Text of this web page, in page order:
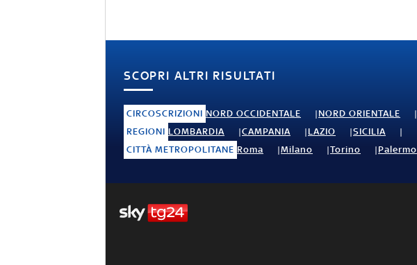
SCOPRI ALTRI RISULTATI
CIRCOSCRIZIONI NORD OCCIDENTALE NORD ORIENTALE
REGIONI LOMBARDIA CAMPANIA LAZIO
SICILIA
CITTÀ METROPOLITANE Roma Milano Torino Palermo